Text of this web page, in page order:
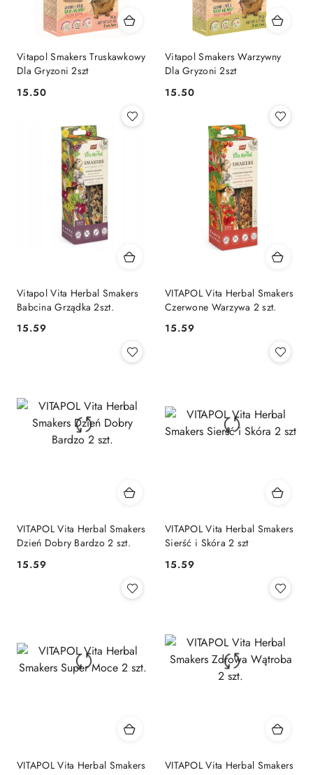
Vitapol Smakers Truskawkowy
Dla Gryzoni 2szt
Cena:
15.50
Vitapol Smakers Warzywny
Dla Gryzoni 2szt
Cena:
15.50
Vitapol Vita Herbal Smakers
Babcina Grządka 2szt.
Cena:
15.59
VITAPOL Vita Herbal Smakers
Czerwone Warzywa 2 szt.
Cena:
15.59
VITAPOL Vita Herbal Smakers
Dzień Dobry Bardzo 2 szt.
Cena:
15.59
VITAPOL Vita Herbal Smakers
Sierść i Skóra 2 szt
Cena:
15.59
VITAPOL Vita Herbal Smakers
VITAPOL Vita Herbal Smakers